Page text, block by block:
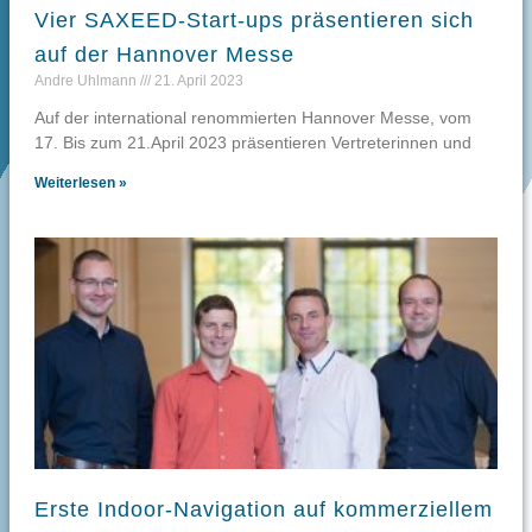
Vier SAXEED-Start-ups präsentieren sich
auf der Hannover Messe
Andre Uhlmann 21. April 2023
Auf der international renommierten Hannover Messe, vom
17. Bis zum 21.April 2023 präsentieren Vertreterinnen und
Weiterlesen »
Erste Indoor-Navigation auf kommerziellem